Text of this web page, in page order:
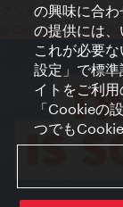
クッキーの設定
© Copyright
の興味に合
の提供には、
これが必要
設定」で標
イトをご利
「Cookieの
つでも